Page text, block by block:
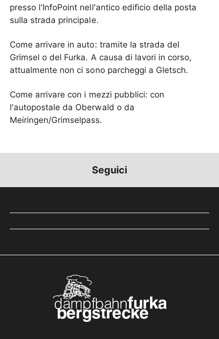
presso l'InfoPoint nell'antico edificio della posta
sulla strada principale.
Come arrivare in auto: tramite la strada del
Grimsel o del Furka. A causa di lavori in corso,
attualmente non ci sono parcheggi a Gletsch.
Come arrivare con i mezzi pubblici: con
l'autopostale da Oberwald o da
Meiringen/Grimselpass.
Seguici